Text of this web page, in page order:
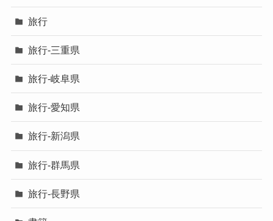
旅行
旅行-三重県
旅行-岐阜県
旅行-愛知県
旅行-新潟県
旅行-群馬県
旅行-長野県